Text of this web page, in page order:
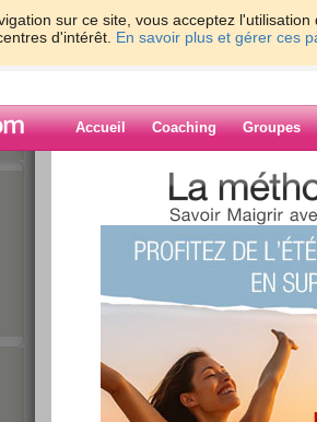
sur ce site, vous acceptez
d'intérêt. En savoir plus et gérer ces
Accueil Coaching Groupes
> > VISITE
Blog de
VISITE